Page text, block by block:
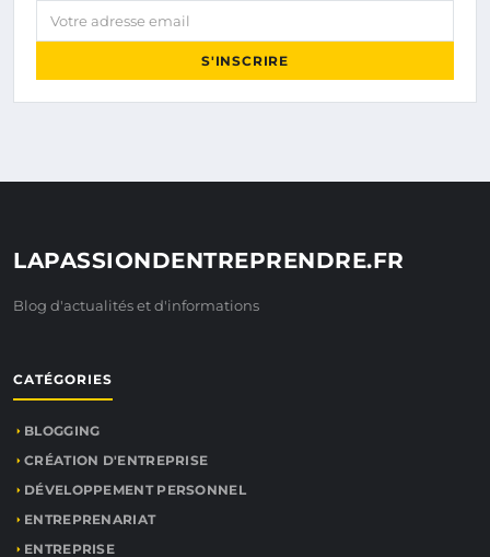
Votre adresse email
S'INSCRIRE
LAPASSIONDENTREPRENDRE.FR
Blog d'actualités et d'informations
CATÉGORIES
BLOGGING
CRÉATION D'ENTREPRISE
DÉVELOPPEMENT PERSONNEL
ENTREPRENARIAT
ENTREPRISE